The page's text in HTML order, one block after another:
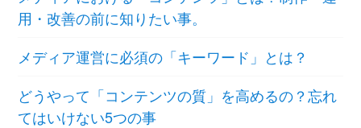
用・改善の前に知りたい事。
メディア運営に必須の「キーワード」とは？
どうやって「コンテンツの質」を高めるの？忘れ
てはいけない5つの事